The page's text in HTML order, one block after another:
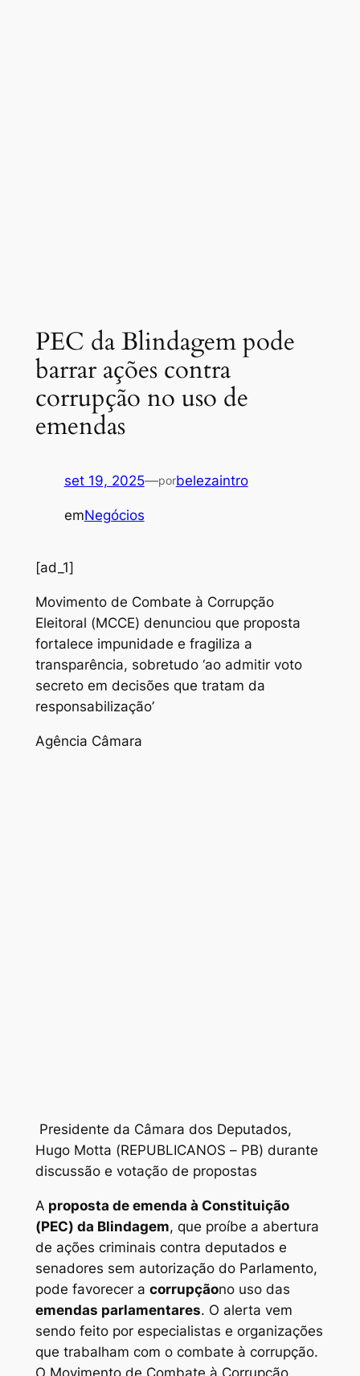
PEC da Blindagem pode
barrar ações contra
corrupção no uso de
emendas
set 19, 2025—porbelezaintro
emNegócios
[ad_1]
Movimento de Combate à Corrupção
Eleitoral (MCCE) denunciou que proposta
fortalece impunidade e fragiliza a
transparência, sobretudo ‘ao admitir voto
secreto em decisões que tratam da
responsabilização’
Agência Câmara
Presidente da Câmara dos Deputados,
Hugo Motta (REPUBLICANOS – PB) durante
discussão e votação de propostas
A proposta de emenda à Constituição
(PEC) da Blindagem, que proíbe a abertura
de ações criminais contra deputados e
senadores sem autorização do Parlamento,
pode favorecer a corrupçãono uso das
emendas parlamentares. O alerta vem
sendo feito por especialistas e organizações
que trabalham com o combate à corrupção.
O Movimento de Combate à Corrupção